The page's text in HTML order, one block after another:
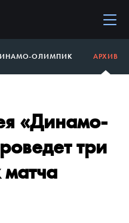
ОЛИМПИК АРХИВ
«Динамо-
три